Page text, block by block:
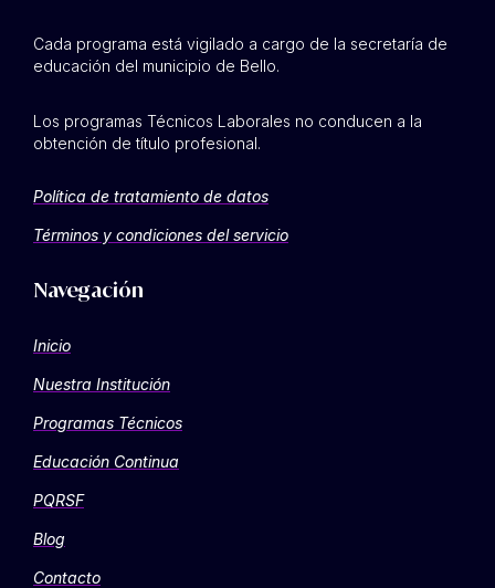
Cada programa está vigilado a cargo de la secretaría de
educación del municipio de Bello.
Los programas Técnicos Laborales no conducen a la
obtención de título profesional.
Política de tratamiento de datos
Términos y condiciones del servicio
Navegación
Inicio
Nuestra Institución
Programas Técnicos
Educación Continua
PQRSF
Blog
Contacto